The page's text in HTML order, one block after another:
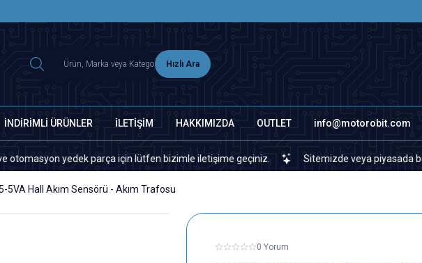
Hızlı Ara
İNDİRİMLİ ÜRÜNLER İLETİŞİM HAKKIMIZDA OUTLET info@motorobit.com
yedek parça için lütfen bizimle iletişime geçiniz. Sitemizde veya piyasada
5VA Hall Akım Sensörü - Akım Trafosu
0 Yorum